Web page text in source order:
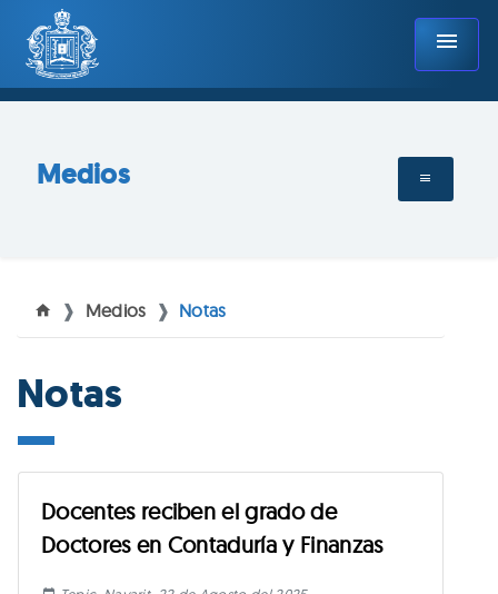
menu
Medios
Medios Notas
Notas
Docentes reciben el grado de
Doctores en Contaduría y Finanzas